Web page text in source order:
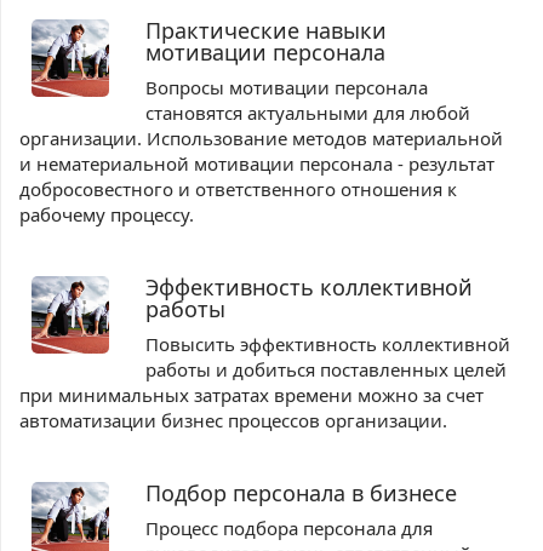
Практические навыки
мотивации персонала
Вопросы мотивации персонала
становятся актуальными для любой
организации. Использование методов материальной
и нематериальной мотивации персонала - результат
добросовестного и ответственного отношения к
рабочему процессу.
Эффективность коллективной
работы
Повысить эффективность коллективной
работы и добиться поставленных целей
при минимальных затратах времени можно за счет
автоматизации бизнес процессов организации.
Подбор персонала в бизнесе
Процесс подбора персонала для